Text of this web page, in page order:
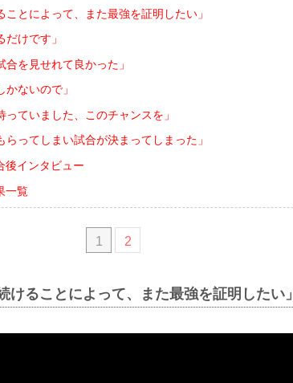
とによって、また最強を証明したい」
けです」
を見せれて良かった」
ないので」
ていました、このチャンスを」
ってしまい試合が決まってしまった」
後インタビュー
一覧
1 2
けることによって、また最強を証明したい